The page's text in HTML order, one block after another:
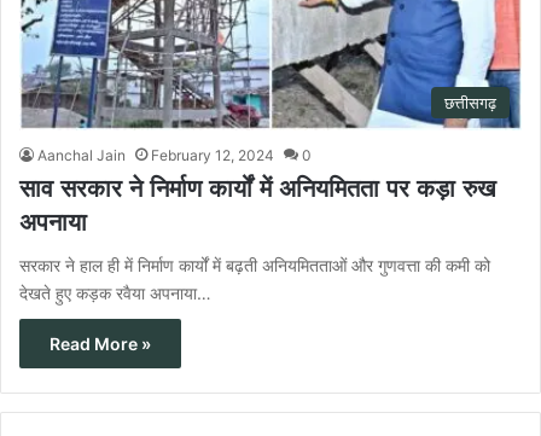
छत्तीसगढ़
Aanchal Jain February 12, 2024 0
साव सरकार ने निर्माण कार्यों में अनियमितता पर कड़ा रुख
अपनाया
सरकार ने हाल ही में निर्माण कार्यों में बढ़ती अनियमितताओं और गुणवत्ता की कमी को
देखते हुए कड़क रवैया अपनाया…
Read More »